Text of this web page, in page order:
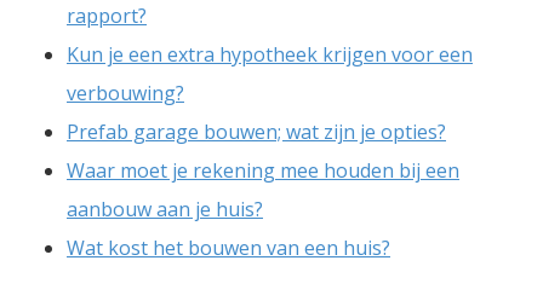
rapport?
Kun je een extra hypotheek krijgen voor een
verbouwing?
Prefab garage bouwen; wat zijn je opties?
Waar moet je rekening mee houden bij een
aanbouw aan je huis?
Wat kost het bouwen van een huis?